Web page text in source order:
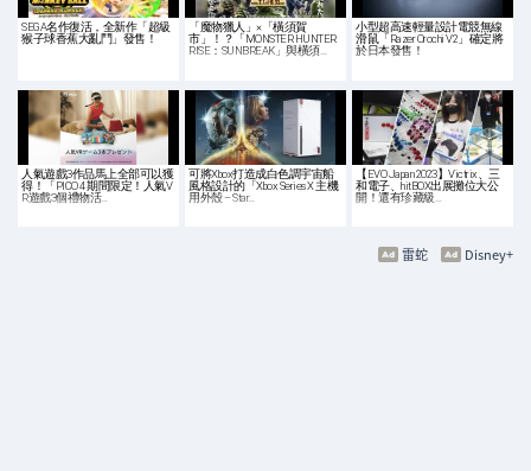
SEGA名作復活，全新作「超級
猴子球香蕉大亂鬥」發售！
「魔物獵人」×「橫須賀
市」！？「MONSTER HUNTER
RISE：SUNBREAK」與橫須…
小型超高速輕量設計電競無線
滑鼠「Razer Orochi V2」確定將
於日本發售！
人氣遊戲3作品馬上全部可以獲
得！「PICO 4 期間限定！人氣V
R遊戲3個禮物活…
可將Xbox打造成白色調宇宙船
風格設計的「Xbox Series X 主機
用外殼 – Star…
【EVO Japan 2023】Victrix、三
和電子、hitBOX出展攤位大公
開！還有珍藏級…
Disney+
雷蛇